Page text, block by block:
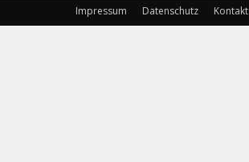
Impressum Datenschutz Kontakt